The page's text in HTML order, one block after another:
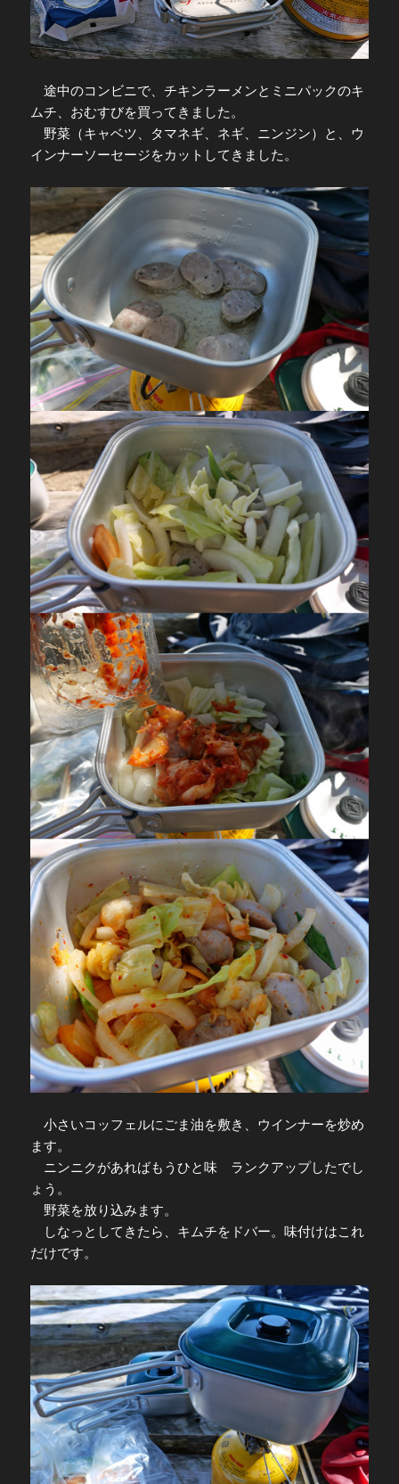
途中のコンビニで、チキンラーメンとミニパックのキ
ムチ、おむすびを買ってきました。
野菜（キャベツ、タマネギ、ネギ、ニンジン）と、ウ
インナーソーセージをカットしてきました。
小さいコッフェルにごま油を敷き、ウインナーを炒め
ます。
ニンニクがあればもうひと味 ランクアップしたでし
ょう。
野菜を放り込みます。
しなっとしてきたら、キムチをドバー。味付けはこれ
だけです。